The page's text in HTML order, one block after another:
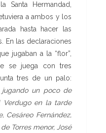
Santa Hermandad,
a ambos y los
hasta hacer las
En las declaraciones
jugaban a la “flor”,
se juega con tres
tres de un palo:
un poco de
Verdugo en la tarde
Cesáreo Fernández,
Torres menor, José